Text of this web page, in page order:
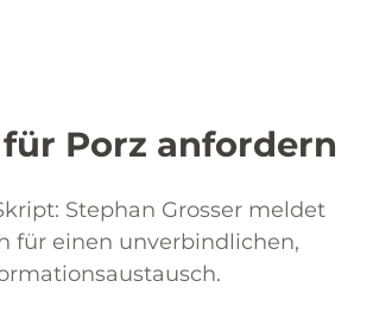
Porz anfordern
Stephan Grosser meldet
für einen unverbindlichen,